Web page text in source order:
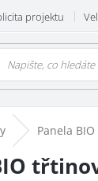
projektu
Panela